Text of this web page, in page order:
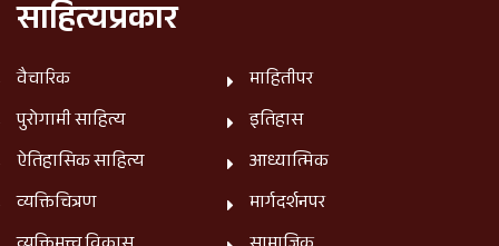
साहित्यप्रकार
वैचारिक
पुरोगामी साहित्य
ऐतिहासिक साहित्य
व्यक्तिचित्रण
माहितीपर
इतिहास
आध्यात्मिक
मार्गदर्शनपर